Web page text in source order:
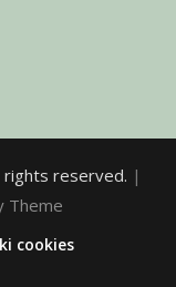
rights reserved. |
Theme
cookies